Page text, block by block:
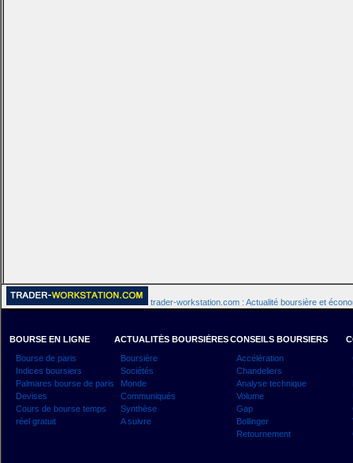
trader-workstation.com : Actualité boursière et
BOURSE EN LIGNE
Bourse de paris
Indices boursiers
Palmares bourse de paris
Devises
Cours de bourse temps
réel gratuit
ACTUALITÉS BOURSIÈRES
Boursière
Sociétés
Monde
Communiqués
Synthèse
A suivre
CONSEILS BOURSIERS
Accélération
Chandeliers
Analyse technique
Volume
Gap
Bollinger
Retournement